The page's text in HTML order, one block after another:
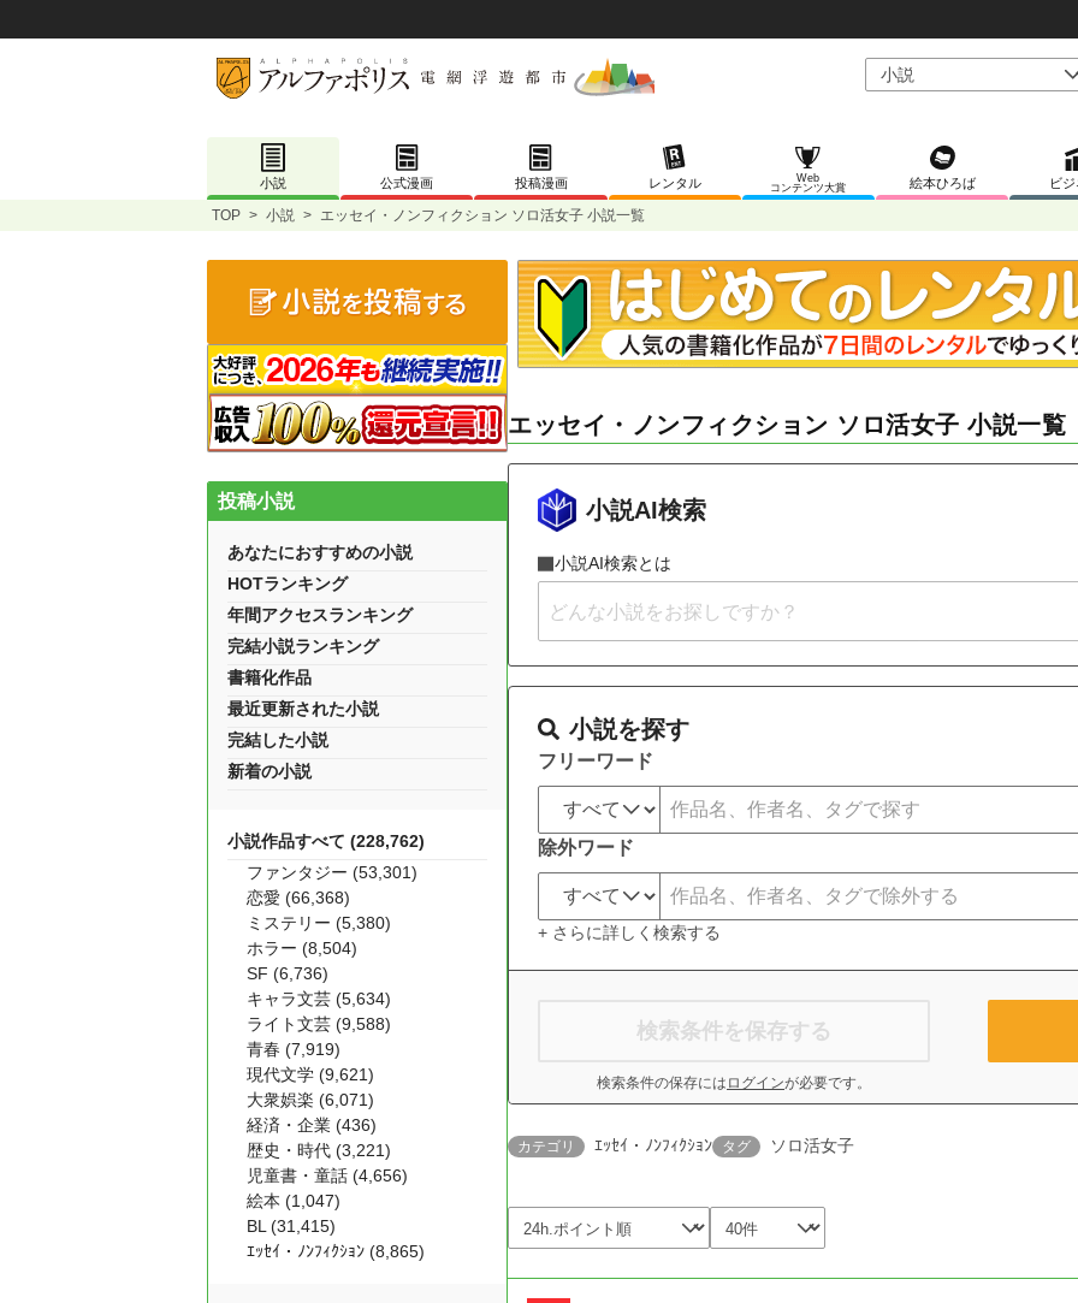
小説 公式漫画 投稿漫画 レンタル
Web
コンテンツ大賞
絵本ひろば ビジ
TOP > 小説 > エッセイ・ノンフィクション ソロ活女子 小説一覧
エッセイ・ノンフィクション ソロ活女子 小説一覧
小説AI検索
小説AI検索とは
小説を探す
フリーワード
除外ワード
+ さらに詳しく検索する
検索条件を保存する
検索条件の保存には ログインが必要です。
カテゴリ ｴｯｾｲ・ﾉﾝﾌｨｸｼｮﾝ タグ ソロ活女子
投稿小説
あなたにおすすめの小説
HOTランキング
年間アクセスランキング
完結小説ランキング
書籍化作品
最近更新された小説
完結した小説
新着の小説
小説作品すべて (228,762)
ファンタジー (53,301)
恋愛 (66,368)
ミステリー (5,380)
ホラー (8,504)
SF (6,736)
キャラ文芸 (5,634)
ライト文芸 (9,588)
青春 (7,919)
現代文学 (9,621)
大衆娯楽 (6,071)
経済・企業 (436)
歴史・時代 (3,221)
児童書・童話 (4,656)
絵本 (1,047)
BL (31,415)
ｴｯｾｲ・ﾉﾝﾌｨｸｼｮﾝ (8,865)